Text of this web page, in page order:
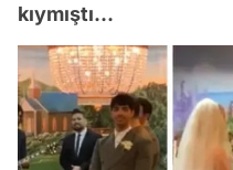
kıymıştı...